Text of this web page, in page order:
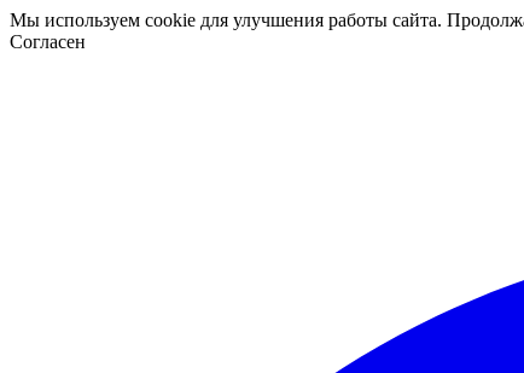
Мы используем cookie для улучшения работы сайта.
Согласен